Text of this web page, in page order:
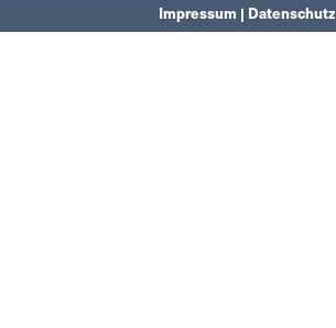
Impressum | Datenschutz